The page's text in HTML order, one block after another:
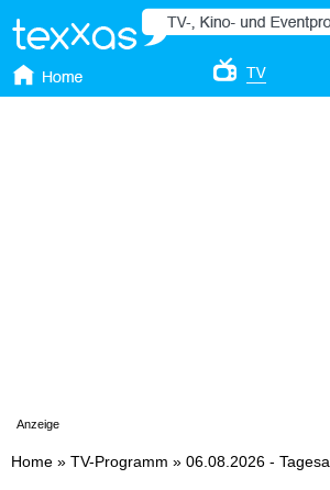
Anzeige
Home » TV-Programm » 06.08.2026 -